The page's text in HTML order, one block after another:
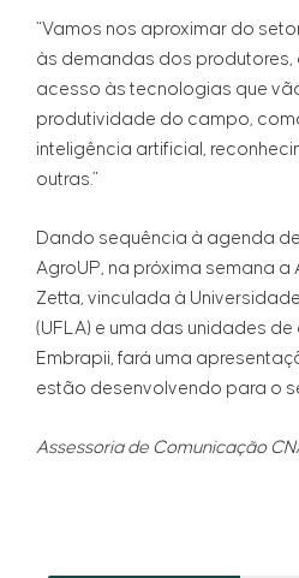
“Vamos nos aproximar do
às demandas dos
acesso às tecnologias que
produtividade do campo,
inteligência artificial,
outras.”
Dando sequência à agenda
AgroUP, na próxima semana
Zetta, vinculada à
(UFLA) e uma das unidades
Embrapii, fará uma
estão desenvolvendo para o
Assessoria de Comunicação